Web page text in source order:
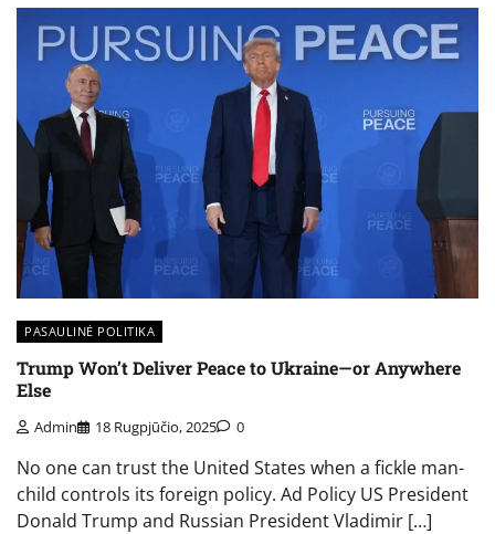
PASAULINĖ POLITIKA
Trump Won’t Deliver Peace to Ukraine—or Anywhere
Else
Admin 18 Rugpjūčio, 2025 0
No one can trust the United States when a fickle man-
child controls its foreign policy. Ad Policy US President
Donald Trump and Russian President Vladimir […]